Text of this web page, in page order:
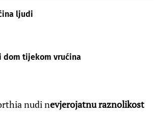
ljudi
dom tijekom vrućina
nudi nevjerojatnu raznolikost